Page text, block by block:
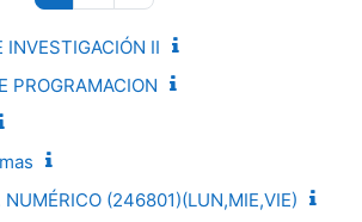
II
PROGRAMACION
NUMÉRICO (246801)(LUN,MIE,VIE)